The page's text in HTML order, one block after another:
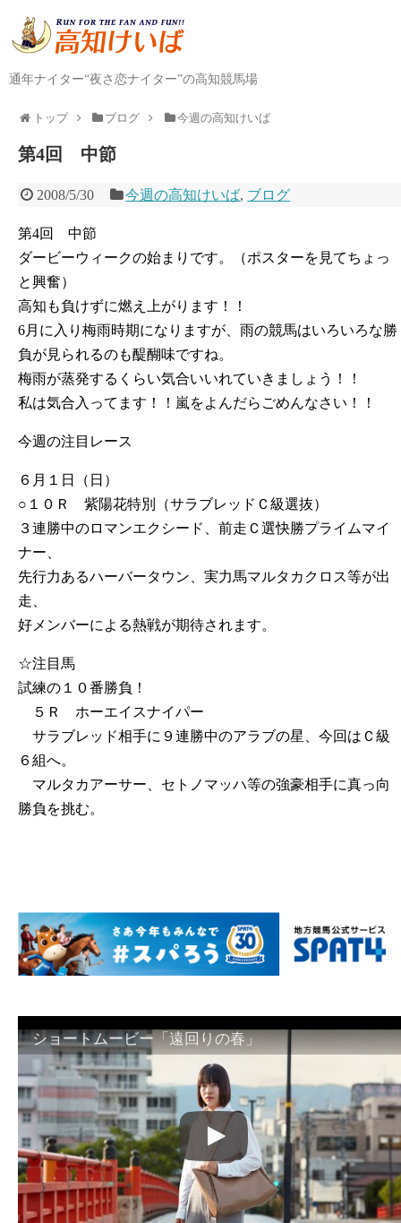
通年ナイター“夜さ恋ナイター”の高知競馬場
トップ ブログ 今週の高知けいば
第4回 中節
2008/5/30 今週の高知けいば, ブログ
第4回 中節
ダービーウィークの始まりです。（ポスターを見てちょっ
と興奮）
高知も負けずに燃え上がります！！
6月に入り梅雨時期になりますが、雨の競馬はいろいろな勝
負が見られるのも醍醐味ですね。
梅雨が蒸発するくらい気合いいれていきましょう！！
私は気合入ってます！！嵐をよんだらごめんなさい！！
今週の注目レース
６月１日（日）
○１０Ｒ 紫陽花特別（サラブレッドＣ級選抜）
３連勝中のロマンエクシード、前走Ｃ選快勝プライムマイ
ナー、
先行力あるハーバータウン、実力馬マルタカクロス等が出
走、
好メンバーによる熱戦が期待されます。
☆注目馬
試練の１０番勝負！
５Ｒ ホーエイスナイパー
サラブレッド相手に９連勝中のアラブの星、今回はＣ級
６組へ。
マルタカアーサー、セトノマッハ等の強豪相手に真っ向
勝負を挑む。
ショートムービー「遠回りの春」